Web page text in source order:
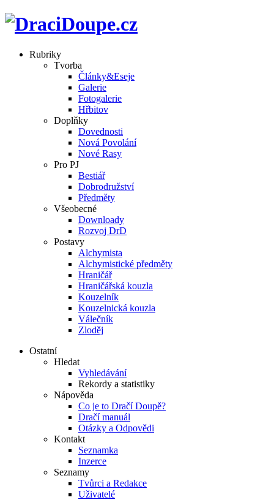
Rubriky
Tvorba
Články&Eseje
Galerie
Fotogalerie
Hřbitov
Doplňky
Dovednosti
Nová Povolání
Nové Rasy
Pro PJ
Bestiář
Dobrodružství
Předměty
Všeobecné
Downloady
Rozvoj DrD
Postavy
Alchymista
Alchymistické předměty
Hraničář
Hraničářská kouzla
Kouzelník
Kouzelnická kouzla
Válečník
Zloděj
Ostatní
Hledat
Vyhledávání
Rekordy a statistiky
Nápověda
Co je to Dračí Doupě?
Dračí manuál
Otázky a Odpovědi
Kontakt
Seznamka
Inzerce
Seznamy
Tvůrci a Redakce
Uživatelé